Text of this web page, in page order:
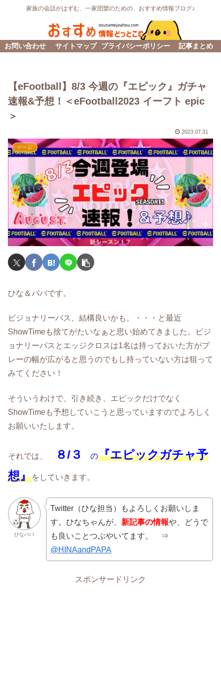
家族の会話がはずむ、一家団欒のための、おすすめ情報ブログ♪
お問い合わせ サイトマップ プライバシーポリシー 記事まとめ
【eFootball】8/3 今週の『エピック』ガチャ
速報&予想！＜eFootball2023 イーフト epic
＞
2023.07.31
ゲーム
ひな＆パパです。
ビジョナリーパス、結構良いかも。・・・と最近
ShowTimeも捨てがたいなぁと思い始めてきました。ビジ
ョナリーパスとエッジクロスは1名は持っておいた方がプ
レーの幅が広がると思うのでもし持っていない方は狙って
みてください！
そういうわけで、引き続き、エピックだけでなく
ShowTimeも予想していこうと思っていますのでよろしく
お願いいたします。
それでは、 ８/３ の『エピックガチャ予
想』をしていきます。
ひなパパ
Twitter（ひな担当）もよろしくお願いしま
す。ひなちゃんが、 新記事の情報や、どうで
も良いことつぶやいてます。 ⇒
@HINAandPAPA
スポンサードリンク